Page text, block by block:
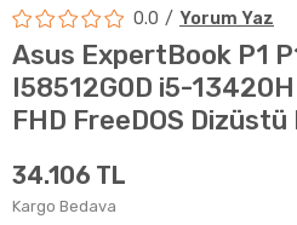
0.0 Yorum Yaz
Asus ExpertBook P1
I58512G0D i5-
FHD FreeDOS
34.106 TL
Kargo Bedava